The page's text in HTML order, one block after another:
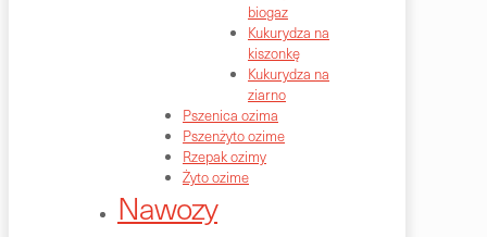
biogaz
Kukurydza na
kiszonkę
Kukurydza na
ziarno
Pszenica ozima
Pszenżyto ozime
Rzepak ozimy
Żyto ozime
Nawozy